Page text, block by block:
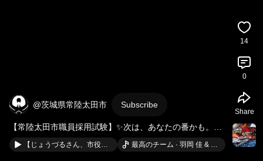
@茨城県常陸太田市 Subscribe
【常陸太田市職員採用試験】✨次は、あなたの番かも。消
防士からのメッセージ🚒 #shorts #常陸太田市 #消防
【じょうづるさん、市役所のお仕事わかる？🏢✨】～観光振興課編～ #shorts #常陸太田市 #茨城県 #観光 #ロケ地 最高のチーム · 羽岡 佳 & Tatsuhiko Saiki
14
0
Share